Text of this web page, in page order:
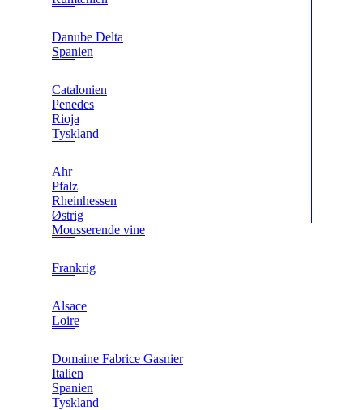
Danube Delta
Spanien
Catalonien
Penedes
Rioja
Tyskland
Ahr
Pfalz
Rheinhessen
Østrig
Mousserende vine
Frankrig
Alsace
Loire
Domaine Fabrice Gasnier
Italien
Spanien
Tyskland